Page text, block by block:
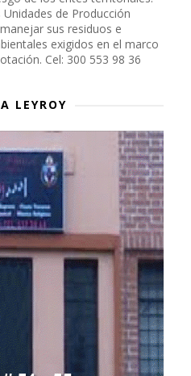
de Producción
sus residuos e
exigidos en el marco
Cel: 300 553 98 36
LEYROY